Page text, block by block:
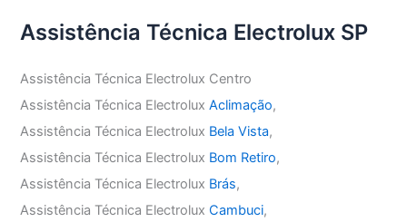
Assistência Técnica Electrolux SP
Assistência Técnica Electrolux Centro
Assistência Técnica ElectroluxAclimação,
Assistência Técnica Electrolux Bela Vista,
Assistência Técnica Electrolux Bom Retiro,
Assistência Técnica Electrolux Brás,
Assistência Técnica ElectroluxCambuci,